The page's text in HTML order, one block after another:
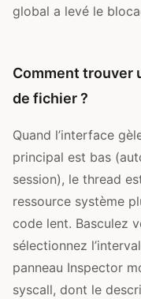
global a levé le
Comment trouver
de fichier ?
Quand l’interface
principal est bas
session), le thread
ressource système
code lent. Basculez
sélectionnez
panneau Inspector
syscall, dont le